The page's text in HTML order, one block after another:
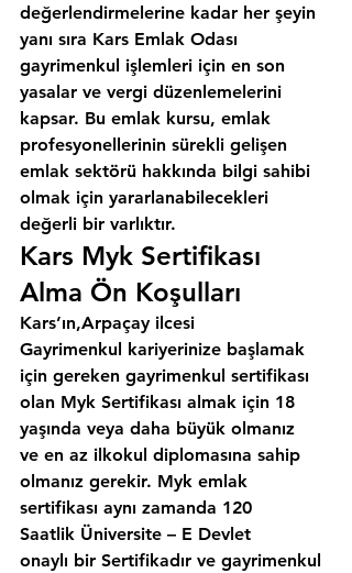
değerlendirmelerine kadar her şeyin
yanı sıra Kars Emlak Odası
gayrimenkul işlemleri için en son
yasalar ve vergi düzenlemelerini
kapsar. Bu emlak kursu, emlak
profesyonellerinin sürekli gelişen
emlak sektörü hakkında bilgi sahibi
olmak için yararlanabilecekleri
değerli bir varlıktır.
Kars Myk Sertifikası
Alma Ön Koşulları
Kars’ın,Arpaçay ilcesi
Gayrimenkul kariyerinize başlamak
için gereken gayrimenkul sertifikası
olan Myk Sertifikası almak için 18
yaşında veya daha büyük olmanız
ve en az ilkokul diplomasına sahip
olmanız gerekir. Myk emlak
sertifikası aynı zamanda 120
Saatlik Üniversite – E Devlet
onaylı bir Sertifikadır ve gayrimenkul